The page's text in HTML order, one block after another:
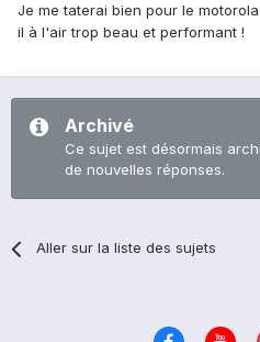
Je me taterai bien pour le
il à l'air trop beau et performant !
Archivé
Ce sujet est désormais
de nouvelles réponses.
Aller sur la liste des sujets